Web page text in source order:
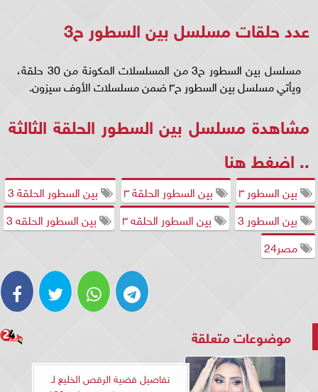
عدد حلقات مسلسل بين السطور ح3
مسلسل بين السطور ح3 من المسلسلات المكونة من 30 حلقة،
ويأتي مسلسل بين السطور ح٣ ضمن مسلسلات الأوف سيزون.
مشاهدة مسلسل بين السطور الحلقة الثالثة
.. اضغط هنا
بين السطور ٣ بين السطور الحلقة ٣
بين السطور الحلقة 3
بين السطور 3
بين السطور الحلقه ٣
بين السطور الحلقه 3
مصر24
موضوعات متعلقة
تفاصيل قضية الرقص الخليع لـ